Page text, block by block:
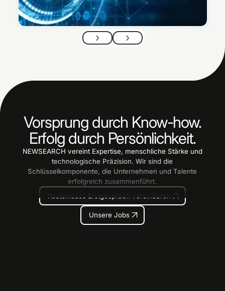
Next Next
Vorsprung durch Know-how.
Erfolg durch Persönlichkeit.
NEWSEARCH vereint Expertise, menschliche Stärke und
technologische Präzision. Wir sind die
Schlüsselkomponente, die Unternehmen und Talente
erfolgreich zusammenführt.
Kostenloses Erstgespräch
Unsere Jobs
Unsere Jobs